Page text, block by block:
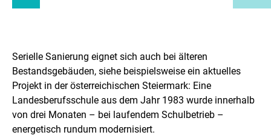
Serielle Sanierung eignet sich auch bei älteren
Bestandsgebäuden, siehe beispielsweise ein aktuelles
Projekt in der österreichischen Steiermark: Eine
Landesberufsschule aus dem Jahr 1983 wurde innerhalb
von drei Monaten – bei laufendem Schulbetrieb –
energetisch rundum modernisiert.